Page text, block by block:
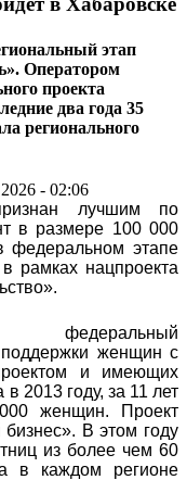
этап
Оператором
проекта
два года 35
регионального
- 02:06
лучшим по
в размере 100 000
федеральном этапе
рамках нацпроекта
- федеральный
женщин с
и имеющих
2013 году, за 11 лет
женщин. Проект
В этом году
из более чем 60
в каждом регионе